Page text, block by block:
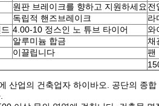
원판 브레이크를 향하고 지원하세요 전
독립적 핸즈브레이크 라
4.00-10 정스인 노 튜브 타이어 와
알루미늄 합금 채
이끌립니다 팬
산업의 건축업자 하이바오. 공단의 종